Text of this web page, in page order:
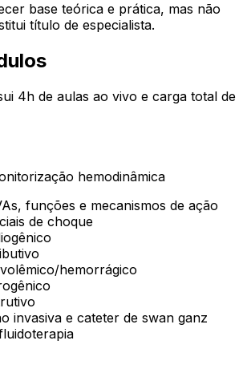
base teórica e prática, mas não
título de especialista.
4h de aulas ao vivo e carga total de
hemodinâmica
funções e mecanismos de ação
de choque
hemorrágico
invasiva e cateter de swan ganz